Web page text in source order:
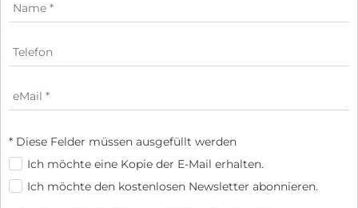
* Diese Felder müssen ausgefüllt werden
Ich möchte eine Kopie der E-Mail erhalten.
Ich möchte den kostenlosen Newsletter abonnieren.